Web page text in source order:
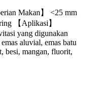
Makan】 <25 mm
【Aplikasi】
yang digunakan
aluvial, emas batu
besi, mangan, fluorit,